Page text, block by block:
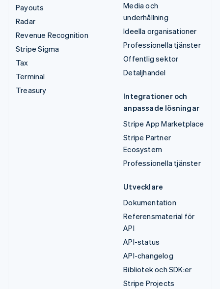
Payouts
Radar
Revenue Recognition
Stripe Sigma
Tax
Terminal
Treasury
Media och
underhållning
Ideella organisationer
Professionella tjänster
Offentlig sektor
Detaljhandel
Integrationer och
anpassade lösningar
Stripe App Marketplace
Stripe Partner
Ecosystem
Professionella tjänster
Utvecklare
Dokumentation
Referensmaterial för
API
API-status
API-changelog
Bibliotek och SDK:er
Stripe Projects